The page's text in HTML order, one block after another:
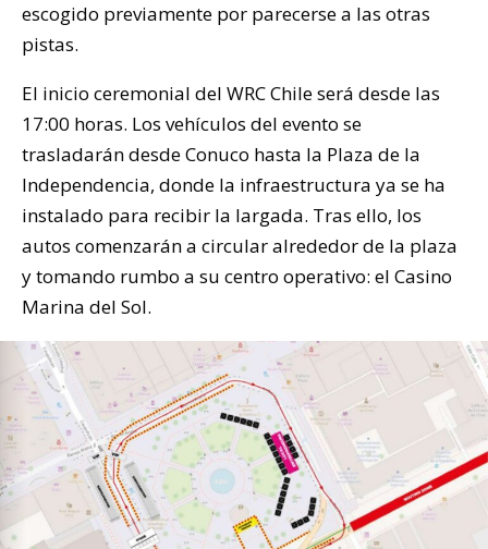
escogido previamente por parecerse a las otras
pistas.
El inicio ceremonial del WRC Chile será desde las
17:00 horas. Los vehículos del evento se
trasladarán desde Conuco hasta la Plaza de la
Independencia, donde la infraestructura ya se ha
instalado para recibir la largada. Tras ello, los
autos comenzarán a circular alrededor de la plaza
y tomando rumbo a su centro operativo: el Casino
Marina del Sol.